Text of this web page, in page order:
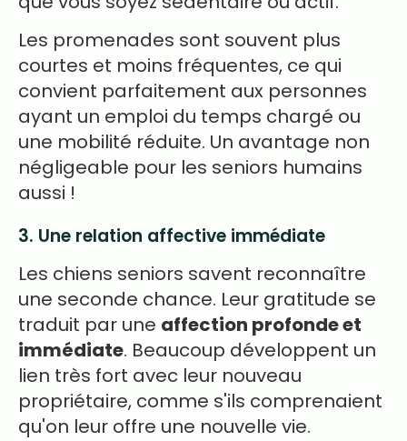
Les promenades sont souvent plus
courtes et moins fréquentes, ce qui
convient parfaitement aux personnes
ayant un emploi du temps chargé ou
une mobilité réduite. Un avantage non
négligeable pour les seniors humains
aussi !
3. Une relation affective immédiate
Les chiens seniors savent reconnaître
une seconde chance. Leur gratitude se
traduit par une affection profonde et
immédiate. Beaucoup développent un
lien très fort avec leur nouveau
propriétaire, comme s'ils comprenaient
qu'on leur offre une nouvelle vie.